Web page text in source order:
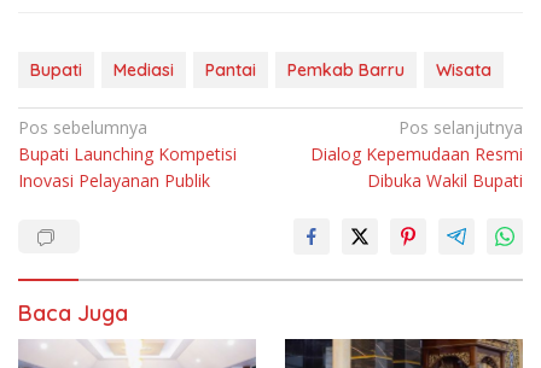
Bupati Mediasi Pantai Pemkab Barru Wisata
Navigasi
pos
Pos sebelumnya
Bupati Launching Kompetisi
Inovasi Pelayanan Publik
Pos selanjutnya
Dialog Kepemudaan Resmi
Dibuka Wakil Bupati
Baca Juga